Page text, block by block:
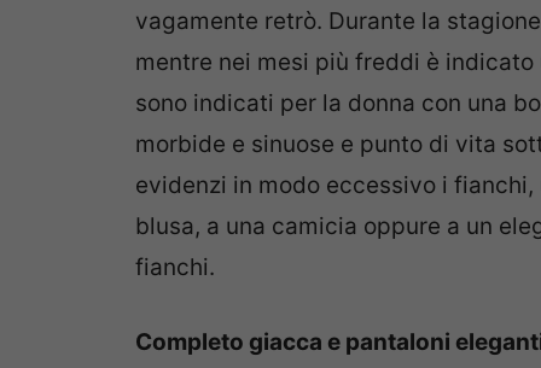
vagamente retrò. Durante la
mentre nei mesi più freddi è
sono indicati per la donna con una
morbide e sinuose e punto di vita
evidenzi in modo eccessivo i
blusa, a una camicia oppure a un
fianchi.
Completo giacca e pantaloni